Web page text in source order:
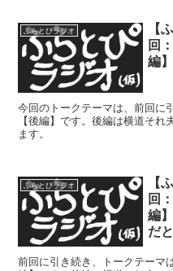
ふらとぴラジオ
【
回
編】
今回のトークテーマは、前回に
【後編】です。後編は横道そ
ます。
ふらとぴラジオ
【
回
編
だ
前回に引き続き、トークテーマ